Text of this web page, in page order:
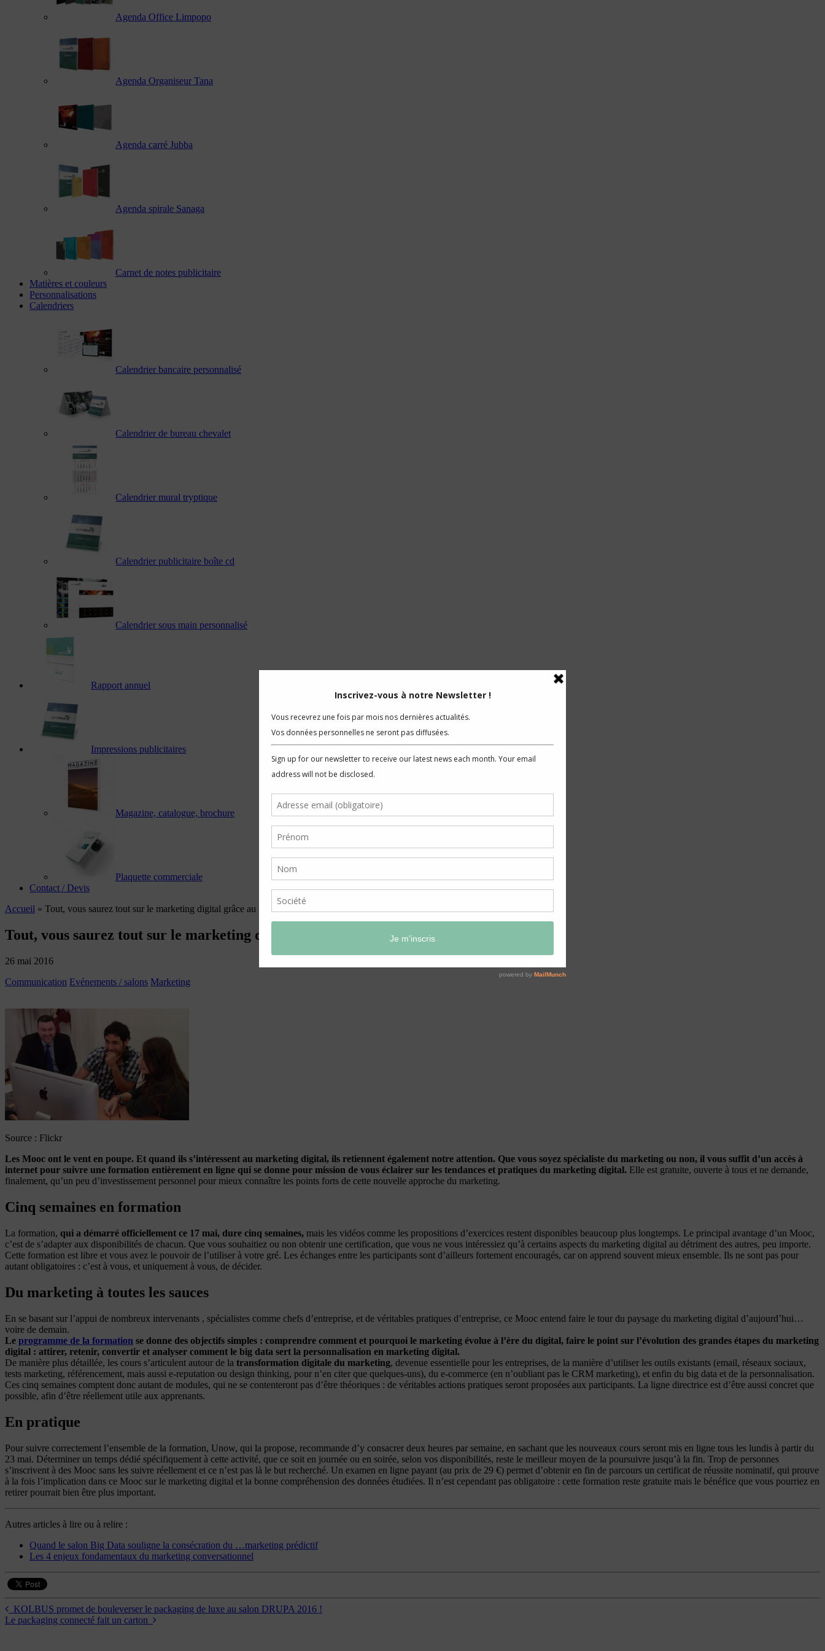
Agenda Office Limpopo
Agenda Organiseur Tana
Agenda carré Jubba
Agenda spirale Sanaga
Carnet de notes publicitaire
Matières et couleurs
Personnalisations
Calendriers
Calendrier bancaire personnalisé
Calendrier de bureau chevalet
Calendrier mural tryptique
Calendrier publicitaire boîte cd
Calendrier sous main personnalisé
Rapport annuel
Impressions publicitaires
Magazine, catalogue, brochure
Plaquette commerciale
Contact / Devis
Accueil » Tout, vous saurez tout sur le marketing digital grâce au Mooc Digital Marketing
Tout, vous saurez tout sur le marketing digital grâce au Mooc Digital Marketing
26 mai 2016
Communication Evénements / salons Marketing
Source : Flickr
Les Mooc ont le vent en poupe. Et quand ils s’intéressent au marketing digital, ils retiennent également notre attention. Que vous soyez spécialiste du marketing ou non, il vous suffit d’un accès à
internet pour suivre une formation entièrement en ligne qui se donne pour mission de vous éclairer sur les tendances et pratiques du marketing digital. Elle est gratuite, ouverte à tous et ne demande,
finalement, qu’un peu d’investissement personnel pour mieux connaître les points forts de cette nouvelle approche du marketing.
Cinq semaines en formation
La formation, qui a démarré officiellement ce 17 mai, dure cinq semaines, mais les vidéos comme les propositions d’exercices restent disponibles beaucoup plus longtemps. Le principal avantage d’un Mooc,
c’est de s’adapter aux disponibilités de chacun. Que vous souhaitiez ou non obtenir une certification, que vous ne vous intéressiez qu’à certains aspects du marketing digital au détriment des autres, peu importe.
Cette formation est libre et vous avez le pouvoir de l’utiliser à votre gré. Les échanges entre les participants sont d’ailleurs fortement encouragés, car on apprend souvent mieux ensemble. Ils ne sont pas pour
autant obligatoires : c’est à vous, et uniquement à vous, de décider.
Du marketing à toutes les sauces
En se basant sur l’appui de nombreux intervenants , spécialistes comme chefs d’entreprise, et de véritables pratiques d’entreprise, ce Mooc entend faire le tour du paysage du marketing digital d’aujourd’hui…
voire de demain.
Le programme de la formation se donne des objectifs simples : comprendre comment et pourquoi le marketing évolue à l’ère du digital, faire le point sur l’évolution des grandes étapes du marketing
digital : attirer, retenir, convertir et analyser comment le big data sert la personnalisation en marketing digital.
De manière plus détaillée, les cours s’articulent autour de la transformation digitale du marketing, devenue essentielle pour les entreprises, de la manière d’utiliser les outils existants (email, réseaux sociaux,
tests marketing, référencement, mais aussi e-reputation ou design thinking, pour n’en citer que quelques-uns), du e-commerce (en n’oubliant pas le CRM marketing), et enfin du big data et de la personnalisation.
Ces cinq semaines comptent donc autant de modules, qui ne se contenteront pas d’être théoriques : de véritables actions pratiques seront proposées aux participants. La ligne directrice est d’être aussi concret que
possible, afin d’être réellement utile aux apprenants.
En pratique
Pour suivre correctement l’ensemble de la formation, Unow, qui la propose, recommande d’y consacrer deux heures par semaine, en sachant que les nouveaux cours seront mis en ligne tous les lundis à partir du
23 mai. Déterminer un temps dédié spécifiquement à cette activité, que ce soit en journée ou en soirée, selon vos disponibilités, reste le meilleur moyen de la poursuivre jusqu’à la fin. Trop de personnes
s’inscrivent à des Mooc sans les suivre réellement et ce n’est pas là le but recherché. Un examen en ligne payant (au prix de 29 €) permet d’obtenir en fin de parcours un certificat de réussite nominatif, qui prouve
à la fois l’implication dans ce Mooc sur le marketing digital et la bonne compréhension des données étudiées. Il n’est cependant pas obligatoire : cette formation reste gratuite mais le bénéfice que vous pourriez en
retirer pourrait bien être plus important.
Autres articles à lire ou à relire :
Quand le salon Big Data souligne la consécration du …marketing prédictif
Les 4 enjeux fondamentaux du marketing conversationnel
KOLBUS promet de bouleverser le packaging de luxe au salon DRUPA 2016 !
Le packaging connecté fait un carton